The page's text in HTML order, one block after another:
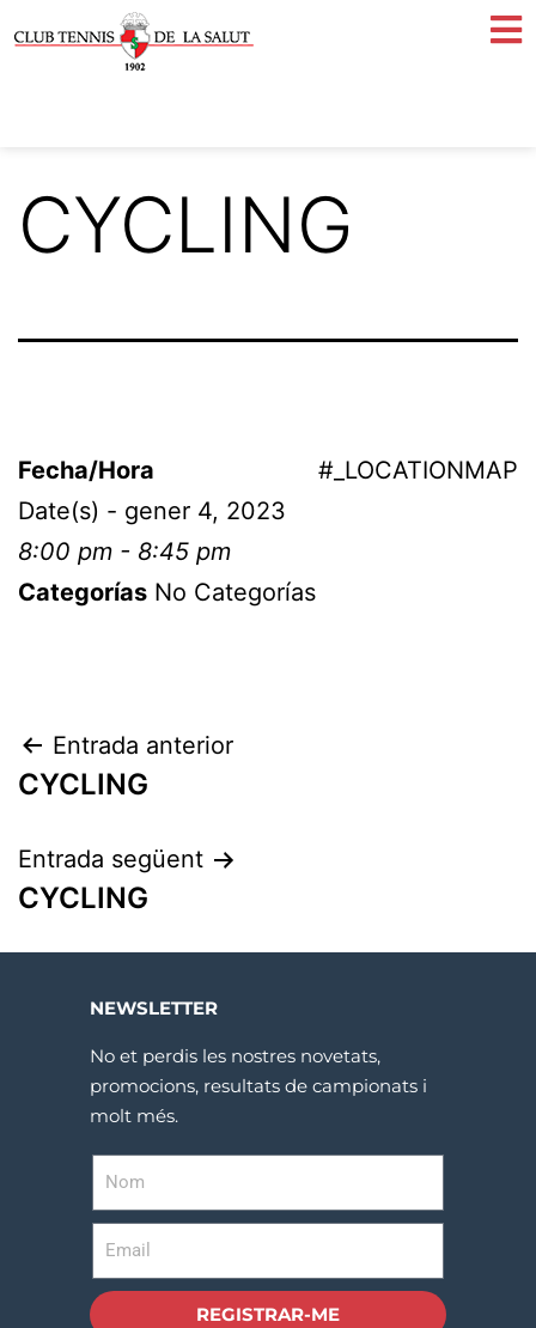
CYCLING
#_LOCATIONMAP
Fecha/Hora
Date(s) - gener 4, 2023
8:00 pm - 8:45 pm
Categorías No Categorías
Entrada anterior
CYCLING
Entrada següent
CYCLING
NEWSLETTER
No et perdis les nostres novetats,
promocions, resultats de campionats i
molt més.
REGISTRAR-ME